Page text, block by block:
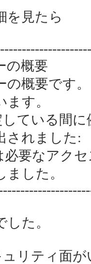
を見たら
概要
の概要です
す。
ている間
されました:
必要なアク
ました。
した。
リティ面